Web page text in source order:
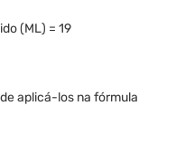
(ML) = 19
aplicá-los na fórmula